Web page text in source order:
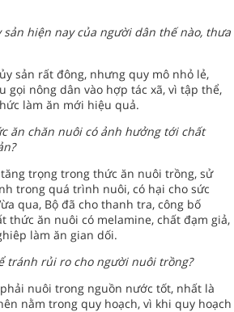
hiện nay của người dân thế nào, thưa
sản rất đông, nhưng quy mô nhỏ lẻ,
gọi nông dân vào hợp tác xã, vì tập thể,
làm ăn mới hiệu quả.
ăn chăn nuôi có ảnh hưởng tới chất
trọng trong thức ăn nuôi trồng, sử
trong quá trình nuôi, có hại cho sức
qua, Bộ đã cho thanh tra, công bố
thức ăn nuôi có melamine, chất đạm giả,
làm ăn gian dối.
tránh rủi ro cho người nuôi trồng?
nuôi trong nguồn nước tốt, nhất là
nằm trong quy hoạch, vì khi quy hoạch